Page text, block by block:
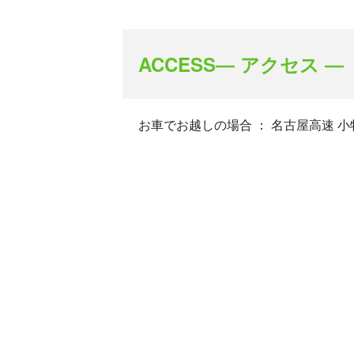
ACCESS― アクセス ―
お車でお越しの場合 ： 名古屋高速